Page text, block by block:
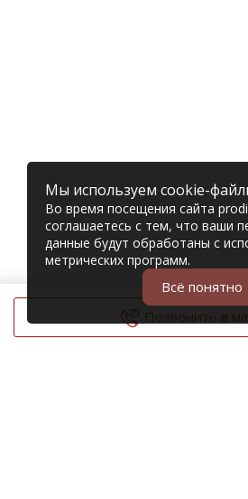
Позвонить в
© 2006 – 2026 Prodiesel
Мы используем cookie-
Во время посещения сайта
соглашаетесь с тем, что ваши
данные будут обработаны с
метрических программ.
Всё понятно